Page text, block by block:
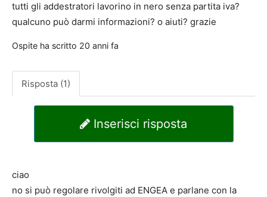
tutti gli addestratori lavorino in nero senza partita iva?
qualcuno può darmi informazioni? o aiuti? grazie
Ospite ha scritto 20 anni fa
Risposta (1)
Inserisci risposta
ciao
no si può regolare rivolgiti ad ENGEA e parlane con la